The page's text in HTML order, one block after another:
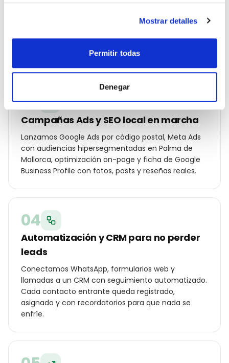
Mostrar detalles
Permitir todas
Denegar
Mallorca: palabras clave por distrito (Centro, Santa
para tu cliente local y oferta diferencial frente a los
otros peluquería o barbería de la ciudad.
03
Campañas Ads y SEO local en marcha
Lanzamos Google Ads por código postal, Meta Ads
con audiencias hipersegmentadas en Palma de
Mallorca, optimización on-page y ficha de Google
Business Profile con fotos, posts y reseñas reales.
04
Automatización y CRM para no perder
leads
Conectamos WhatsApp, formularios web y
llamadas a un CRM con seguimiento automatizado.
Cada contacto entrante queda registrado,
asignado y con recordatorios para que nada se
enfríe.